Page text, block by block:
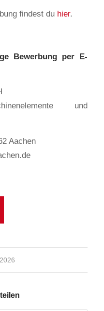
findest du hier.
Bewerbung per E-
und
Aachen